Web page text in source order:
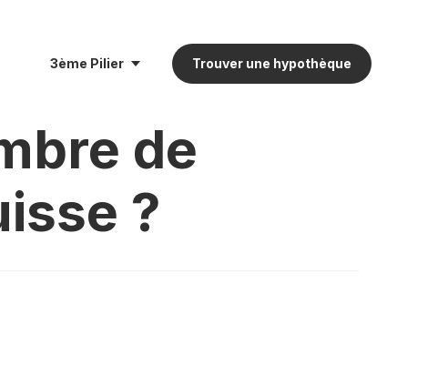
3ème Pilier Trouver une hypothèque
de
?